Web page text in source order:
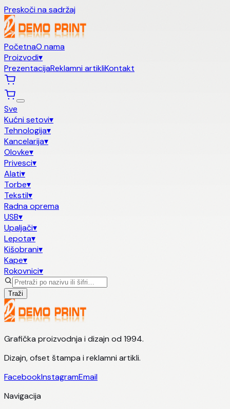
Preskoči na sadržaj
PočetnaO nama
Proizvodi▾
PrezentacijaReklamni artikliKontakt
Sve
Kućni setovi▾
Tehnologija▾
Kancelarija▾
Olovke▾
Privesci▾
Alati▾
Torbe▾
Tekstil▾
Radna oprema
USB▾
Upaljači▾
Lepota▾
Kišobrani▾
Kape▾
Rokovnici▾
Traži
Grafička proizvodnja i dizajn od 1994.
Dizajn, ofset štampa i reklamni artikli.
FacebookInstagramEmail
Navigacija